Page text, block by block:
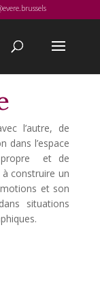
l’autre, de
dans l’espace
propre et de
construire un
et son
situations